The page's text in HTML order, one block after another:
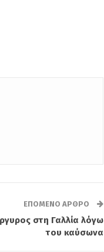
ΕΠΌΜΕΝΟ ΆΡΘΡΟ
στη Γαλλία λόγω
του καύσωνα